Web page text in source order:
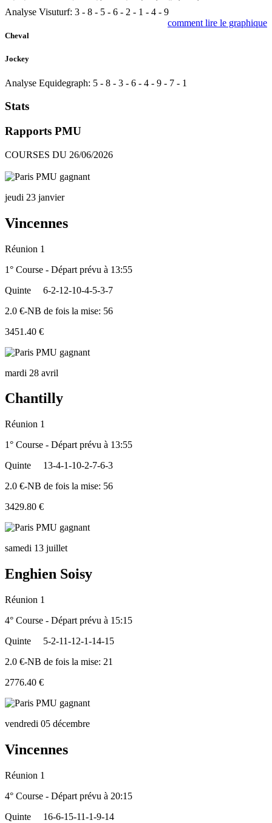
Analyse Visuturf: 3 - 8 - 5 - 6 - 2 - 1 - 4 - 9
comment lire le graphique
Cheval
Jockey
Analyse Equidegraph: 5 - 8 - 3 - 6 - 4 - 9 - 7 - 1
Stats
Rapports PMU
COURSES DU 26/06/2026
jeudi 23 janvier
Vincennes
Réunion 1
1° Course - Départ prévu à 13:55
Quinte
6-2-12-10-4-5-3-7
2.0 €-NB de fois la mise: 56
3451.40 €
mardi 28 avril
Chantilly
Réunion 1
1° Course - Départ prévu à 13:55
Quinte
13-4-1-10-2-7-6-3
2.0 €-NB de fois la mise: 56
3429.80 €
samedi 13 juillet
Enghien Soisy
Réunion 1
4° Course - Départ prévu à 15:15
Quinte
5-2-11-12-1-14-15
2.0 €-NB de fois la mise: 21
2776.40 €
vendredi 05 décembre
Vincennes
Réunion 1
4° Course - Départ prévu à 20:15
Quinte
16-6-15-11-1-9-14